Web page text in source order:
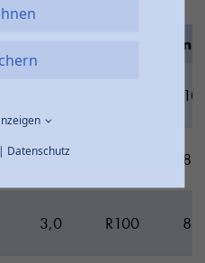
n°
10
2,3 8
3,0 R100 8
Datenschutz